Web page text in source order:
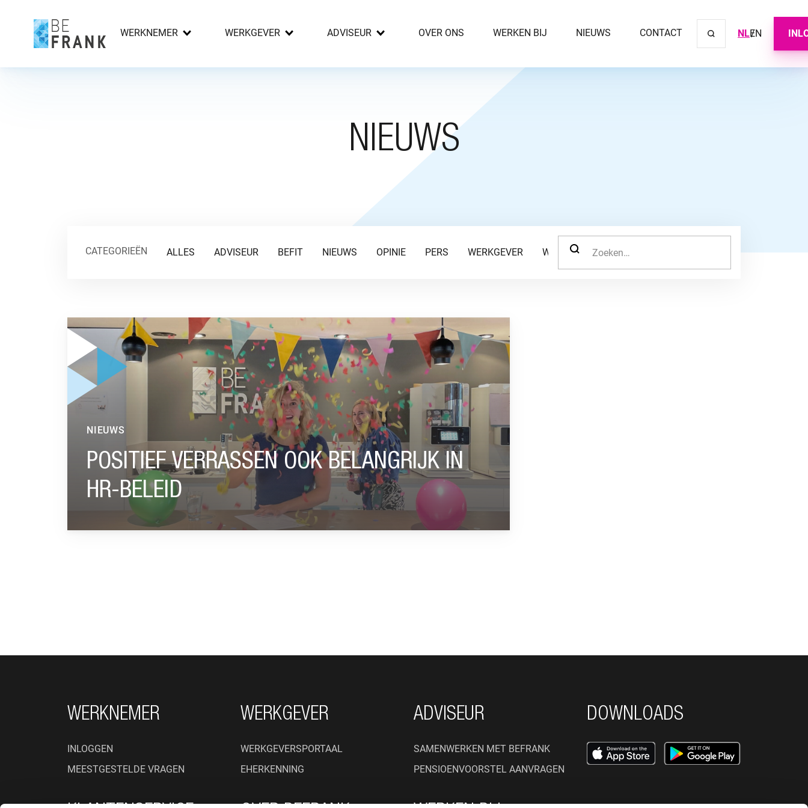
WERKNEMER WERKGEVER ADVISEUR OVER ONS WERKEN BIJ NIEUWS CONTACT NLEN
NIEUWS
CATEGORIEËN ALLES ADVISEUR BEFIT NIEUWS OPINIE PERS WERKGEVER WERKNEMER
ZOEK NAAR:
GA NAAR “POSITIEF VERRASSEN OOK BELANGRIJK IN HR-BELEID”
POSITIEF VERRASSEN OOK BELANGRIJK IN
HR-BELEID
NIEUWS
FOOTER NAVIGATIE
WERKNEMER
INLOGGEN
MEESTGESTELDE VRAGEN
WERKGEVER
WERKGEVERSPORTAAL
EHERKENNING
ADVISEUR
SAMENWERKEN MET BEFRANK
PENSIOENVOORSTEL AANVRAGEN
DOWNLOADS
Sluit